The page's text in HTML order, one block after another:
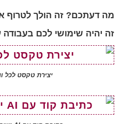
מה דעתכם? זה הולך לטרוף
זה יהיה שימושי לכם
יצירת טקסט לכל